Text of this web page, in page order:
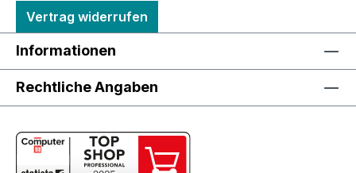
Vertrag widerrufen
Informationen
Rechtliche Angaben